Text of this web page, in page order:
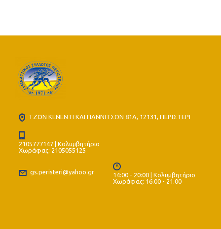
ΤΖΟΝ ΚΕΝΕΝΤΙ ΚΑΙ ΓΙΑΝΝΙΤΣΩΝ 81Α, 12131, ΠΕΡΙΣΤΕΡΙ
2105777147 | Κολυμβητήριο
Χωράφας: 2105055125
gs.peristeri@yahoo.gr
14:00 - 20:00 | Κολυμβητήριο
Χωράφας: 16.00 - 21.00